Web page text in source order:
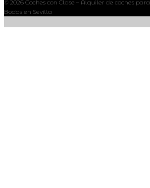
© 2026 Coches con Clase – Alquiler de coches para
Bodas en Sevilla